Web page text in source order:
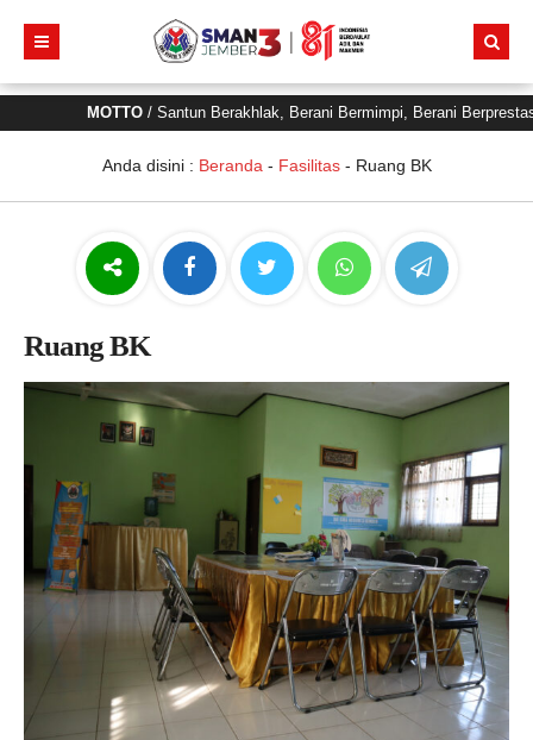
MOTTO/ Santun Berakhlak, Berani Bermimpi, Berani
Anda disini : Beranda - Fasilitas- Ruang BK
Ruang BK